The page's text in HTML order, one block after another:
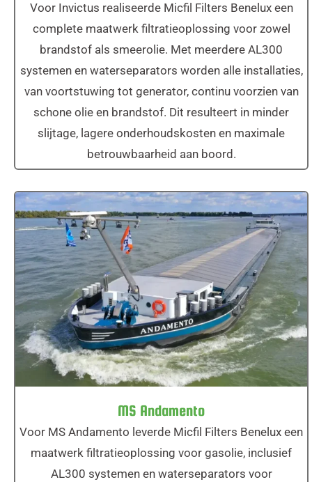
Voor Invictus realiseerde Micfil Filters Benelux een
complete maatwerk filtratieoplossing voor zowel
brandstof als smeerolie. Met meerdere AL300
systemen en waterseparators worden alle installaties,
van voortstuwing tot generator, continu voorzien van
schone olie en brandstof. Dit resulteert in minder
slijtage, lagere onderhoudskosten en maximale
betrouwbaarheid aan boord.
MS Andamento
MS Andamento
Voor MS Andamento leverde Micfil Filters Benelux een
maatwerk filtratieoplossing voor gasolie, inclusief
AL300 systemen en waterseparators voor